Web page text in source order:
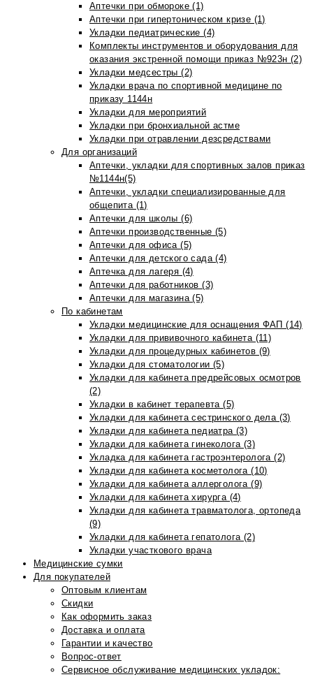
Аптечки при обмороке (1)
Аптечки при гипертоническом кризе (1)
Укладки педиатрические (4)
Комплекты инструментов и оборудования для
оказания экстренной помощи приказ №923н (2)
Укладки медсестры (2)
Укладки врача по спортивной медицине по
приказу 1144н
Укладки для мероприятий
Укладки при бронхиальной астме
Укладки при отравлении дезсредствами
Для организаций
Аптечки, укладки для спортивных залов приказ
№1144н(5)
Аптечки, укладки специализированные для
общепита (1)
Аптечки для школы (6)
Аптечки производственные (5)
Аптечки для офиса (5)
Аптечки для детского сада (4)
Аптечка для лагеря (4)
Аптечки для работников (3)
Аптечки для магазина (5)
По кабинетам
Укладки медицинские для оснащения ФАП (14)
Укладки для прививочного кабинета (11)
Укладки для процедурных кабинетов (9)
Укладки для стоматологии (5)
Укладки для кабинета предрейсовых осмотров
(2)
Укладки в кабинет терапевта (5)
Укладки для кабинета сестринского дела (3)
Укладки для кабинета педиатра (3)
Укладки для кабинета гинеколога (3)
Укладка для кабинета гастроэнтеролога (2)
Укладки для кабинета косметолога (10)
Укладки для кабинета аллерголога (9)
Укладки для кабинета хирурга (4)
Укладки для кабинета травматолога, ортопеда
(9)
Укладки для кабинета гепатолога (2)
Укладки участкового врача
Медицинские сумки
Для покупателей
Оптовым клиентам
Скидки
Как оформить заказ
Доставка и оплата
Гарантии и качество
Вопрос-ответ
Сервисное обслуживание медицинских укладок: